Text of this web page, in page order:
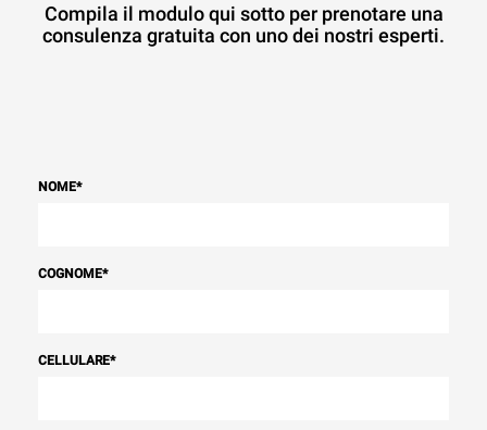
Compila il modulo qui sotto per prenotare una
consulenza gratuita con uno dei nostri esperti.
NOME*
COGNOME*
CELLULARE*